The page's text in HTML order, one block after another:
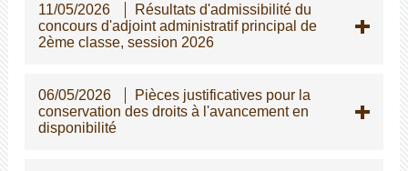
11/05/2026
Résultats d'admissibilité du
concours d'adjoint administratif principal de
2ème classe, session 2026
06/05/2026
Pièces justificatives pour la
conservation des droits à l'avancement en
disponibilité